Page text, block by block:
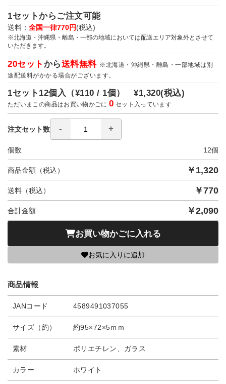
1セットからご注文可能
送料： 全国一律770円(税込)
※北海道・沖縄県・離島・一部の地域においては配送エリア対象外とさせて
いただきます。
20セット から送料無料 ※北海道・沖縄県・離島・一部地域は別
途配送料がかかる場合がございます。
1セット12個入（¥110 / 1個）¥1,320(税込)
ただいまこの商品はお買い物かごに0 セット入っています
注文セット数
個数 12個
商品金額（税込） ￥ 1,320
送料（税込） ￥770
合計金額 ￥2,090
お買い物かごに入れる
お気に入りに追加
商品情報
JANコード 4589491037055
サイズ（約） 約95×72×5ｍｍ
素材 ポリエチレン、ガラス
カラー ホワイト